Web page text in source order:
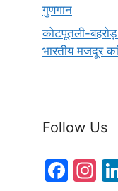
गुणगान
कोटपूतली-
भारतीय मजदूर
Follow Us
F
In